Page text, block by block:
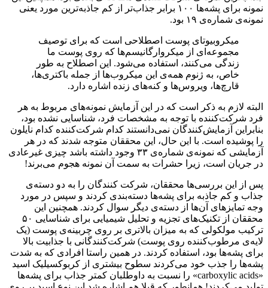
نمونه برای پشه‌ها ۱۰۰ برابر جذاب‌تر از کم جاذبه‌ترین مورد یعنی
نمونه‌ی شماره‌ی ۱۹ بود.
میکروبیوتای پوست اصطلاحی است که برای توصیف
مجموعه‌ای از میکروارگانیسم‌ها که روی پوست ما
زندگی می‌کنند، استفاده می‌شود. این اصطلاح به طور
خاص، به ژنوم همه‌ی این میکروب‌ها از جمله باکتری‌ها،
قارچ‌ها، ویروس‌ها و کنه‌های زنده اشاره دارد.
البته لازم به ذکر است که در این آزمایش نمونه‌های مربوط به هر
فرد شرکت‌کننده با توجه به مشخصات فرد، شناسایی نشده بود،
بنابراین آزمایش‌کنندگان نمی‌دانستند کدام شرکت‌کننده کدام نایلون
را پوشیده است. با این حال، این محققان متوجه شدند که در هر
آزمایشی که نمونه‌ی شماره‌ی ۳۳ وجود داشته باشد چیزی غیرعادی
در جریان است، زیرا حشرات به سمت آن نمونه هجوم می‌برند!
پس از این بررسی‌ها محققان، شرکت کنندگان را به دو دسته‌ی
جذاب و کم جاذبه برای پشه‌ها دسته‌بندی کردند و سپس در مورد
وجه تمایزهای آن‌ها از دسته‌ی دیگر سوال کردند. همچنین این
محققان از تکنیک‌های تجزیه و تحلیل شیمیایی برای شناسایی ۵۰
ترکیب مولکولی که به میزان بالاتری بر روی چربینه‌ی پوست (یک
لایه‌ی مرطوب‌کننده روی پوست) شرکت‌کنندگانی با جذابیت بالا
برای پشه‌ها بود، استفاده کردند. در همین راستا افرادی که به شدت
پشه‌ها را جذب خود می‌کردند سطوح بیشتری از کربوکسیلیک اسید
«carboxylic acids» را نسبت به داوطلبان کمتر جذاب برای پشه‌ها